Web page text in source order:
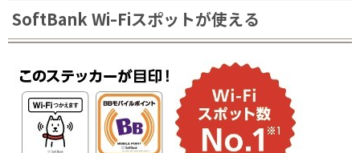
SoftBank Wi-Fiスポットが使える